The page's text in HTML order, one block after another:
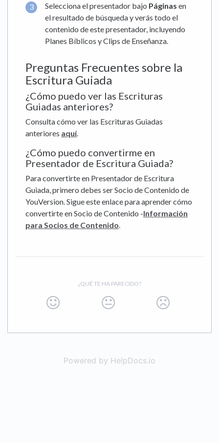
Selecciona el presentador bajo Páginas en
el resultado de búsqueda y verás todo el
contenido de este presentador, incluyendo
Planes Bíblicos y Clips de Enseñanza.
Preguntas Frecuentes sobre la
Escritura Guiada
¿Cómo puedo ver las Escrituras
Guiadas anteriores?
Consulta cómo ver las Escrituras Guiadas
anteriores aquí.
¿Cómo puedo convertirme en
Presentador de Escritura Guiada?
Para convertirte en Presentador de Escritura
Guiada, primero debes ser Socio de Contenido de
YouVersion. Sigue este enlace para aprender cómo
convertirte en Socio de Contenido -Información
para Socios de Contenido
¿QUÉ TE HA PARECIDO?
Powered by HelpDocs.io